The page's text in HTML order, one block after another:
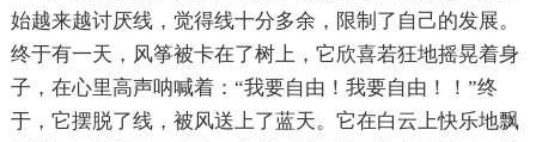
始越来越讨厌线，觉得线十分多余，限制了自己的发展。
终于有一天，风筝被卡在了树上，它欣喜若狂地摇晃着身
子，在心里高声呐喊着：“我要自由！我要自由！！”终
于，它摆脱了线，被风送上了蓝天。它在白云上快乐地飘